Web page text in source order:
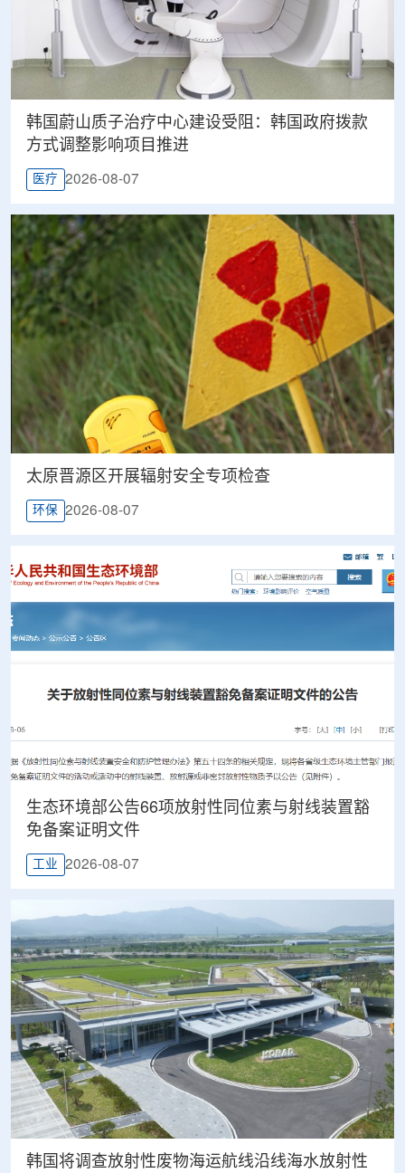
韩国蔚山质子治疗中心建设受阻：韩国政府拨款
方式调整影响项目推进
医疗 2026-08-07
太原晋源区开展辐射安全专项检查
环保 2026-08-07
生态环境部公告66项放射性同位素与射线装置豁
免备案证明文件
工业 2026-08-07
韩国将调查放射性废物海运航线沿线海水放射性